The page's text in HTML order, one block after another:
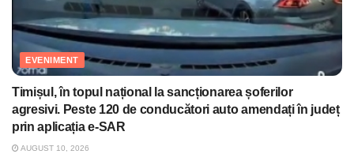
EVENIMENT
Timișul, în topul național la sancționarea șoferilor
agresivi. Peste 120 de conducători auto amendați în județ
prin aplicația e-SAR
AUGUST 10, 2026